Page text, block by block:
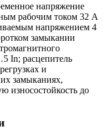
напряжение
рабочим током 32 А
напряжением 4
замыкании
In; расцепитель
и
замыканиях,
износостойкость до